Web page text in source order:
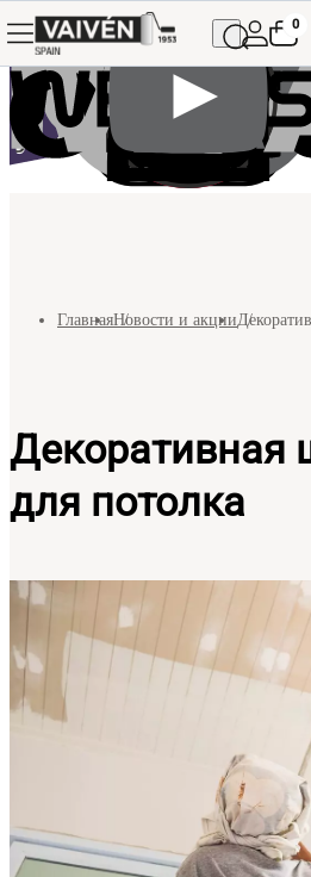
0
ГлавнаяНовости и акции
Декоративная
для потолка